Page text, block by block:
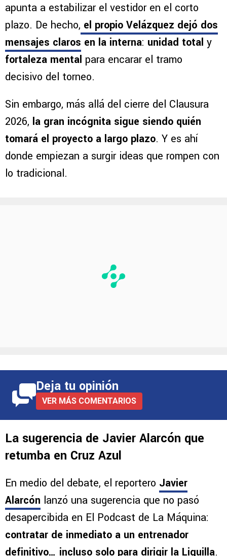
apunta a estabilizar el vestidor en el corto
plazo. De hecho, el propio Velázquez dejó dos
mensajes claros en la interna: unidad total y
fortaleza mental para encarar el tramo
decisivo del torneo.
Sin embargo, más allá del cierre del Clausura
2026, la gran incógnita sigue siendo quién
tomará el proyecto a largo plazo. Y es ahí
donde empiezan a surgir ideas que rompen con
lo tradicional.
Deja tu opinión
VER MÁS COMENTARIOS
La sugerencia de Javier Alarcón que
retumba en Cruz Azul
En medio del debate, el reportero Javier
Alarcón lanzó una sugerencia que no pasó
desapercibida en El Podcast de La Máquina:
contratar de inmediato a un entrenador
definitivo… incluso solo para dirigir la Liguilla.